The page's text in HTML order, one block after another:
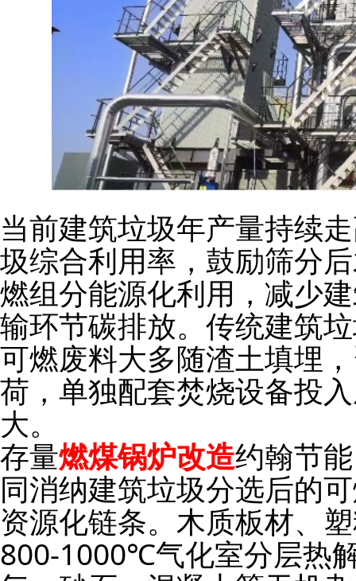
当前建筑垃圾年产量持续
圾综合利用率，鼓励筛分
燃组分能源化利用，减少
输环节碳排放。传统建筑
可燃废料大多随渣土填埋
荷，单独配套焚烧设备投
大。
存量燃煤锅炉改造约翰节
同消纳建筑垃圾分选后的
资源化链条。木质板材、
800-1000℃气化室分层热